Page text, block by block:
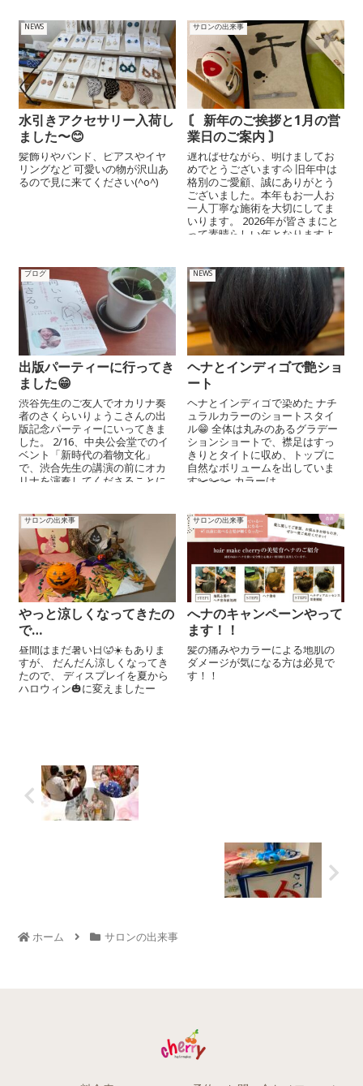
NEWS
水引きアクセサリー入荷し
ました〜😊
髪飾りやバンド、ピアスやイヤ
リングなど 可愛いの物が沢山あ
るので見に来てください(^o^)
サロンの出来事
〘 新年のご挨拶と1月の営
業日のご案内 〙⁡
遅ればせながら、明けましてお
めでとうございます🐴 旧年中は
格別のご愛顧、誠にありがとう
ございました。本年もお一人お
一人丁寧な施術を大切にしてま
いります。 2026年が皆さまにと
って素晴らしい年となりますよ
ブログ
出版パーティーに行ってき
ました😁
渋谷先生のご友人でオカリナ奏
者のさくらいりょうこさんの出
版記念パーティーにいってきま
した。 2/16、中央公会堂でのイ
ベント「新時代の着物文化」
で、渋合先生の講演の前にオカ
リナを演奏してくださることに
NEWS
ヘナとインディゴで艶ショ
ート
ヘナとインディゴで染めた ナチ
ュラルカラーのショートスタイ
ル😁 全体は丸みのあるグラデー
ションショートで、襟足はすっ
きりとタイトに収め、トップに
自然なボリュームを出していま
す✂️✂️✂️ カラーは...
サロンの出来事
やっと涼しくなってきたの
で…
昼間はまだ暑い日🥵☀️もありま
すが、 だんだん涼しくなってき
たので、 ディスプレイを夏から
ハロウィン🎃に変えましたー
サロンの出来事
へナのキャンペーンやって
ます！！
髪の痛みやカラーによる地肌の
ダメージが気になる方は必見で
す！！
ホーム サロンの出来事